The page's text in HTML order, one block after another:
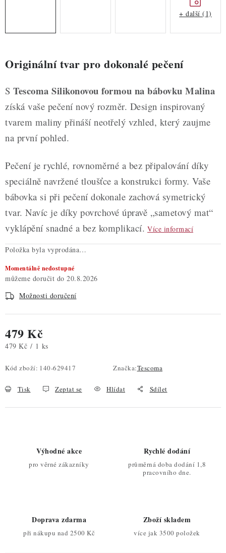
Hodnocení obchodu
Blog
Moje objednávka
Originální tvar pro dokonalé pečení
S Tescoma Silikonovou formou na bábovku Malina
získá vaše pečení nový rozměr. Design inspirovaný
tvarem maliny přináší neotřelý vzhled, který zaujme
na první pohled.
Pečení je rychlé, rovnoměrné a bez připalování díky
speciálně navržené tloušťce a konstrukci formy. Vaše
bábovka si při pečení dokonale zachová symetrický
tvar. Navíc je díky povrchové úpravě „sametový mat“
vyklápění snadné a bez komplikací. Více informací
Položka byla vyprodána…
Momentálně nedostupné
20.8.2026
Možnosti doručení
479 Kč
Měrná cena:
479 Kč / 1 ks
Kód zboží: 140-629417 Značka:Tescoma
Tisk Zeptat se Hlídat Sdílet
+ další (1)
Výhodné akce
pro věrné zákazníky
Rychlé dodání
průměrná doba dodání 1,8
pracovního dne.
Doprava zdarma
při nákupu nad 2500 Kč
Zboží skladem
více jak 3500 položek